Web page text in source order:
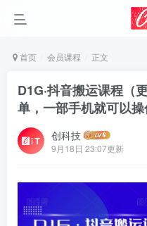
首页 会员课程 正文
D1G·抖音搬运课程（
单，一部手机就可以
创科技
9月18日 23:07更新